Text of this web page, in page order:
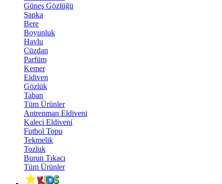
Güneş Gözlüğü
Şapka
Bere
Boyunluk
Havlu
Cüzdan
Parfüm
Kemer
Eldiven
Gözlük
Taban
Tüm Ürünler
Antrenman Eldiveni
Kaleci Eldiveni
Futbol Topu
Tekmelik
Tozluk
Burun Tıkacı
Tüm Ürünler